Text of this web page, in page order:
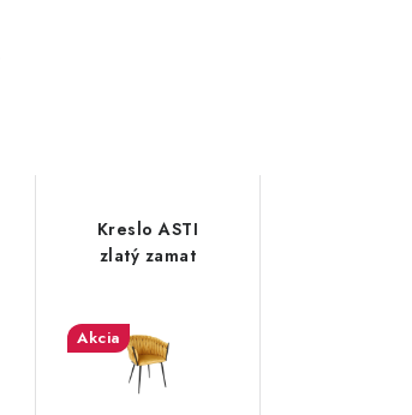
Kreslo ASTI
zlatý zamat
Akcia